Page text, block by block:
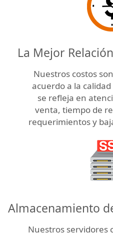
La Mejor
Nuestros costos
acuerdo a la
se refleja en
venta, tiempo de
requerimientos y
Almacenamiento
Nuestros servidores